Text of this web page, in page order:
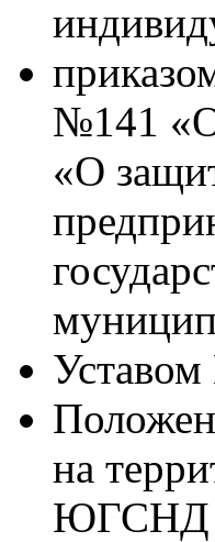
№141 «О
«О
Уставом
на
ЮГСНД